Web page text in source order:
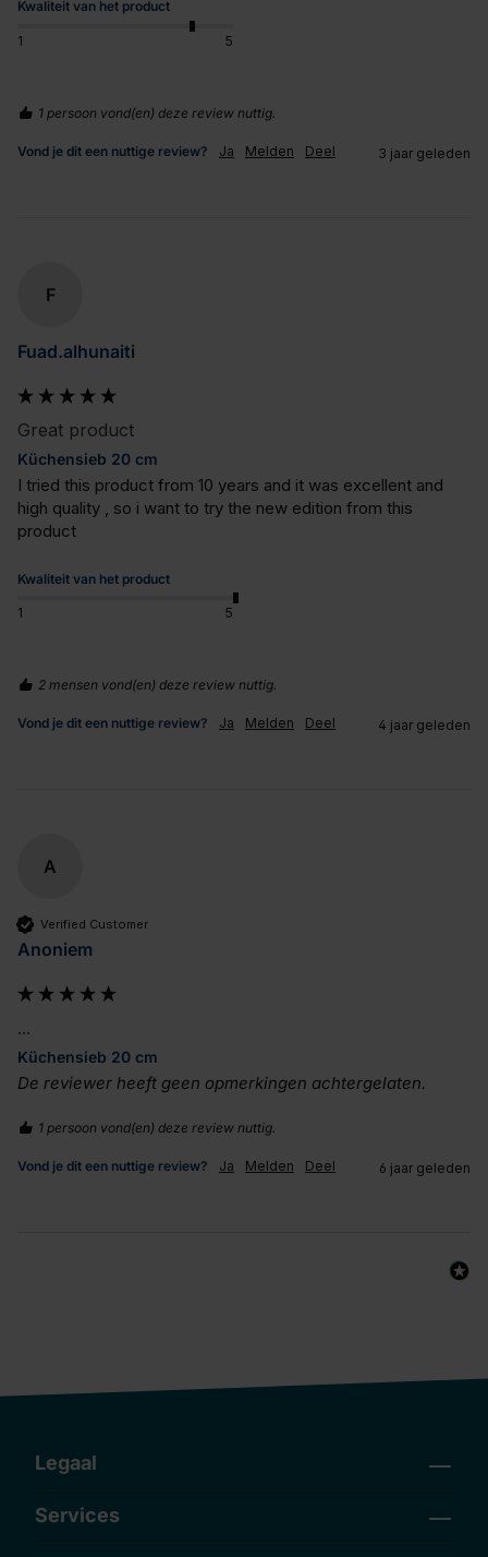
Kwaliteit van het product
1 5
1 persoon vond(en) deze review nuttig.
Vond je dit een nuttige review? Ja Melden Deel 3 jaar geleden
F
Fuad.alhunaiti
Great product
Küchensieb 20 cm
I tried this product from 10 years and it was excellent and
high quality , so i want to try the new edition from this
product
Kwaliteit van het product
1 5
2 mensen vond(en) deze review nuttig.
Vond je dit een nuttige review? Ja Melden Deel 4 jaar geleden
A
Verified Customer
Anoniem
...
Küchensieb 20 cm
De reviewer heeft geen opmerkingen achtergelaten.
1 persoon vond(en) deze review nuttig.
Vond je dit een nuttige review? Ja Melden Deel 6 jaar geleden
Legaal
Services